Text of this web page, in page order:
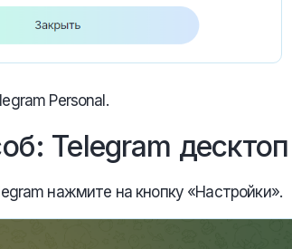
Personal.
Telegram десктоп
нажмите на кнопку «Настройки».